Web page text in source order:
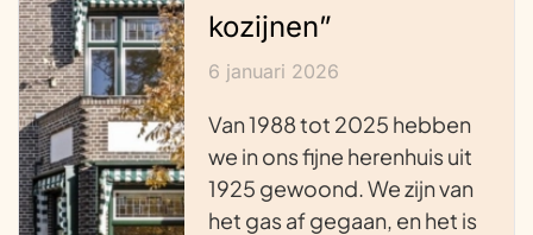
kozijnen”
6 januari 2026
Van 1988 tot 2025 hebben
we in ons fijne herenhuis uit
1925 gewoond. We zijn van
het gas af gegaan, en het is